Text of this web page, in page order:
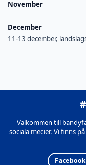
November
December
11-13 december,
Välkommen till
sociala medier. Vi finns
Facebook